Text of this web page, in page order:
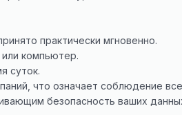
практически мгновенно.
компьютер.
суток.
что означает соблюдение
безопасность ваших